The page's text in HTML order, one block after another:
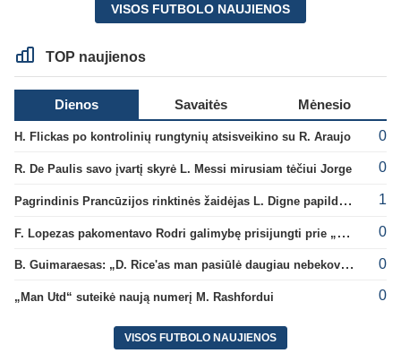
VISOS FUTBOLO NAUJIENOS
TOP naujienos
Dienos Savaitės Mėnesio
H. Flickas po kontrolinių rungtynių atsisveikino su R. Araujo 0
R. De Paulis savo įvartį skyrė L. Messi mirusiam tėčiui Jorge 0
Pagrindinis Prancūzijos rinktinės žaidėjas L. Digne papildė PSG gretas 1
F. Lopezas pakomentavo Rodri galimybę prisijungti prie „Barcelona“ ekipos 0
B. Guimaraesas: „D. Rice'as man pasiūlė daugiau nebekovoti tarpusavyje“ 0
„Man Utd“ suteikė naują numerį M. Rashfordui 0
VISOS FUTBOLO NAUJIENOS